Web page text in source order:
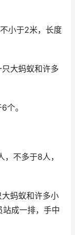
小于2米，长度
大蚂蚁和许多
个。
不多于8人，
蚂蚁和许多小
成一排，手中